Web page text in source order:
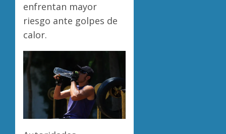
enfrentan mayor
riesgo ante golpes de
calor.